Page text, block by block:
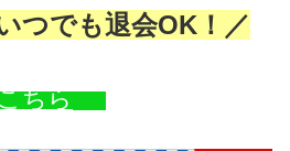
つでも退会OK！／
ちら